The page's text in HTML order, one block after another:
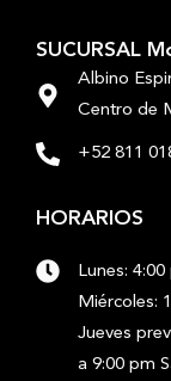
SUCURSAL
Albino
Centro de
+52 811
HORARIOS
Lunes:
Miércoles:
Jueves
a 9:00 pm